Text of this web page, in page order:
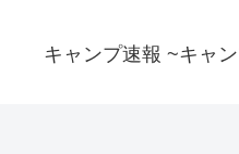
キャンプ速報 ~キャ